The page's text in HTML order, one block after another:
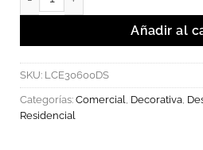
Añadir al
SKU: LCE30600DS
Categorías: Comercial Decorativa
Residencial